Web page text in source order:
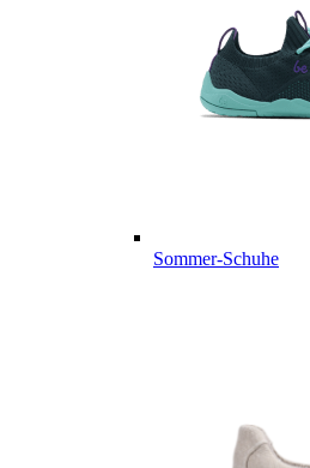
Sommer-Schuhe